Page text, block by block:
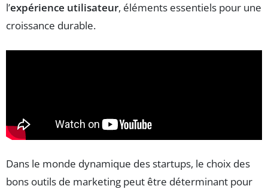
l’expérience utilisateur, éléments essentiels pour une
croissance durable.
Dans le monde dynamique des startups, le choix des
bons outils de marketing peut être déterminant pour